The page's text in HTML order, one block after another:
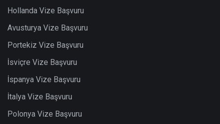
Hollanda Vize Başvuru
Avusturya Vize Başvuru
Portekiz Vize Başvuru
İsviçre Vize Başvuru
İspanya Vize Başvuru
İtalya Vize Başvuru
Polonya Vize Başvuru